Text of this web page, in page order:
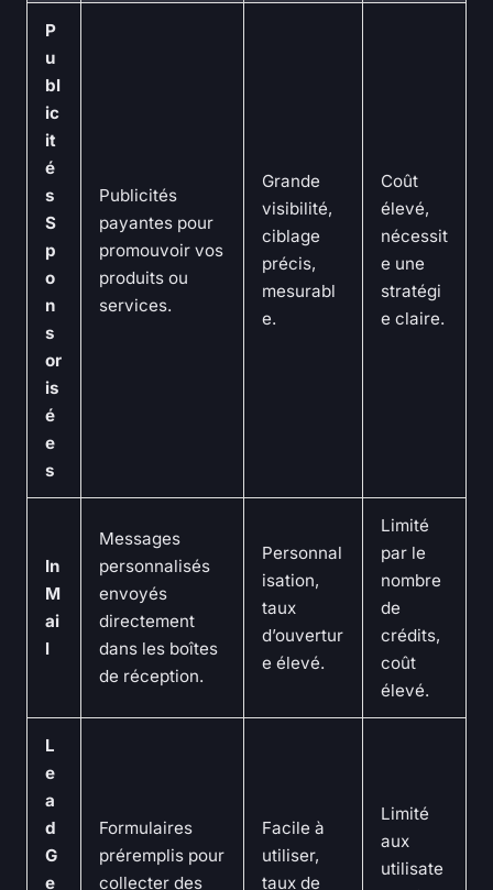
P
u
bl
ic
it
é
s
S
p
o
n
s
or
is
é
e
s
Publicités
payantes pour
promouvoir vos
produits ou
services.
Grande
visibilité,
ciblage
précis,
mesurabl
e.
Coût
élevé,
nécessit
e une
stratégi
e claire.
In
M
ai
l
Messages
personnalisés
envoyés
directement
dans les boîtes
de réception.
Personnal
isation,
taux
d’ouvertur
e élevé.
Limité
par le
nombre
de
crédits,
coût
élevé.
L
e
a
d
G
e
Formulaires
préremplis pour
collecter des
Facile à
utiliser,
taux de
Limité
aux
utilisate